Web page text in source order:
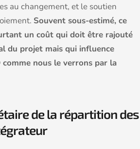
au changement, et le soutien
Souvent sous-estimé, ce
un coût qui doit être rajouté
du projet mais qui influence
nous le verrons par la
de la répartition des